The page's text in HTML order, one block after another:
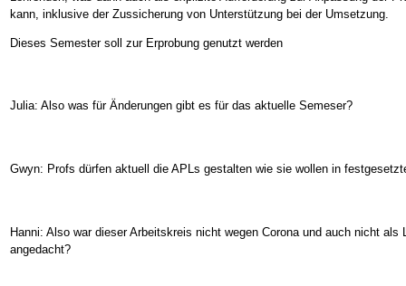
kann, inklusive der Zussicherung von Unterstützung bei der Umsetzung.
Dieses Semester soll zur Erprobung genutzt werden
Julia: Also was für Änderungen gibt es für das aktuelle Semeser?
Gwyn: Profs dürfen aktuell die APLs gestalten wie sie wollen in
Hanni: Also war dieser Arbeitskreis nicht wegen Corona und auch nicht als
angedacht?